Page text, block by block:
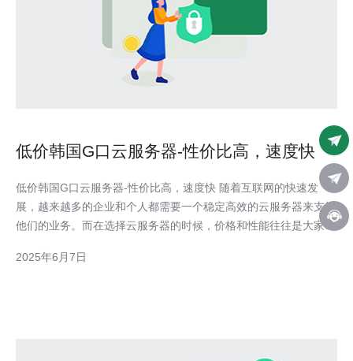
低价韩国G口云服务器-性价比高，速度快
低价韩国G口云服务器-性价比高，速度快 随着互联网的快速发
展，越来越多的企业和个人都需要一个稳定高效的云服务器来支持
他们的业务。而在选择云服务器的时候，价格和性能往往是大家最
器，它不仅性价比高，而且速度快。 韩国G口云服务器相比传统的
2025年6月7日